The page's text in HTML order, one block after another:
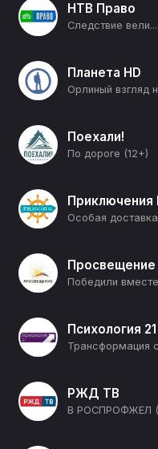
НТВ Право
Следствие
Планета HD
Орлиный взгляд
Поехали!
По дороге (12+)
Приключения
Особая
Просвещение
Психология 21
РЖД ТВ
В РОСПРОФЖЕЛ